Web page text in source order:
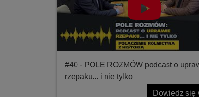
#40 ‐ POLE ROZMÓW podcast o
rzepaku... i nie tylko
Dowiedz się